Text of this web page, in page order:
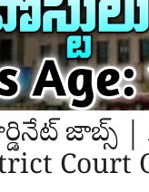
జాబ్స్ |
Court